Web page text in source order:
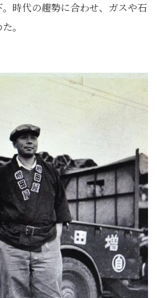
時代の趨勢に合わせ、ガスや石
。